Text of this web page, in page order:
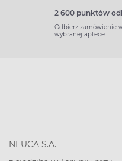
2 600 punktów
Odbierz zamówienie
wybranej aptece
NEUCA S.A.